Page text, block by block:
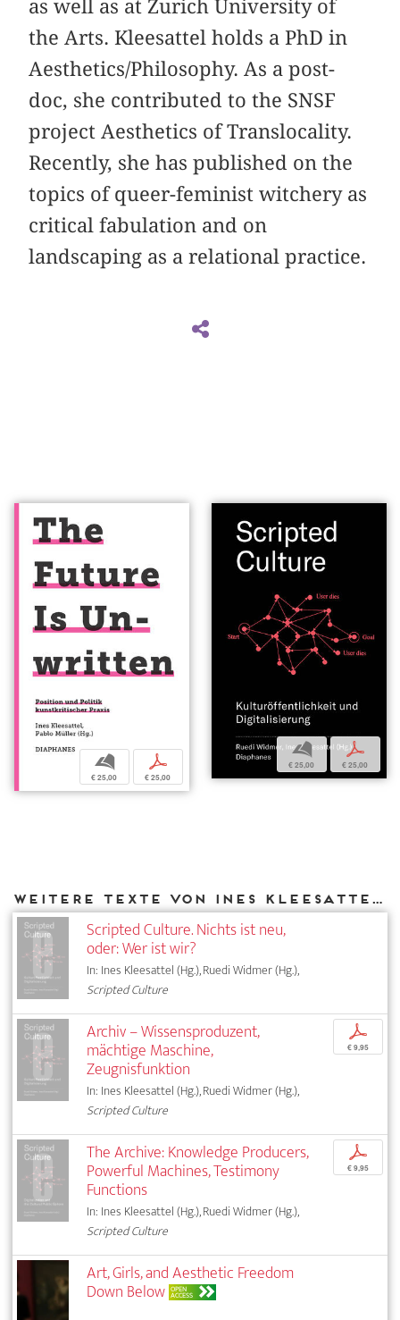
as well as at Zurich University of
the Arts. Kleesattel holds a PhD in
Aesthetics/Philosophy. As a post-
doc, she contributed to the SNSF
project Aesthetics of Translocality.
Recently, she has published on the
topics of queer-feminist witchery as
critical fabulation and on
landscaping as a relational practice.
b
€ 25,00
p
€ 25,00
b
€ 25,00
p
€ 25,00
Weitere Texte von Ines Kleesattel bei DIAPHANES
Scripted Culture. Nichts ist neu,
oder: Wer ist wir?
In: Ines Kleesattel (Hg.), Ruedi Widmer (Hg.),
Scripted Culture
Archiv – Wissensproduzent,
mächtige Maschine,
Zeugnisfunktion
In: Ines Kleesattel (Hg.), Ruedi Widmer (Hg.),
Scripted Culture
p
€ 9,95
The Archive: Knowledge Producers,
Powerful Machines, Testimony
Functions
In: Ines Kleesattel (Hg.), Ruedi Widmer (Hg.),
Scripted Culture
p
€ 9,95
Art, Girls, and Aesthetic Freedom
Down Below OPEN
ACCESS